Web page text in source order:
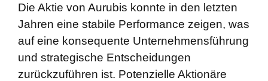
Die Aktie von Aurubis konnte in den letzten
Jahren eine stabile Performance zeigen, was
auf eine konsequente Unternehmensführung
und strategische Entscheidungen
zurückzuführen ist. Potenzielle Aktionäre